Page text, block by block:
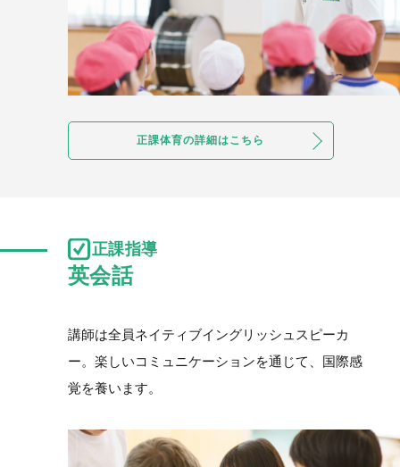
正課体育の詳細はこちら
正課指導
講師は全員ネイティブイングリッシュスピーカ
ー。楽しいコミュニケーションを通じて、国際感
覚を養います。